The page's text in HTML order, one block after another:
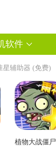
软件
星辅助器 (免费)
植物大战僵